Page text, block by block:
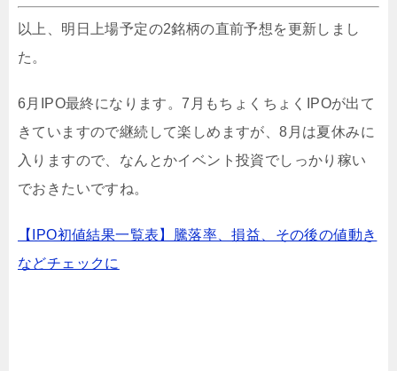
以上、明日上場予定の2銘柄の直前予想を更新しまし
た。
6月IPO最終になります。7月もちょくちょくIPOが出て
きていますので継続して楽しめますが、8月は夏休みに
入りますので、なんとかイベント投資でしっかり稼い
でおきたいですね。
【IPO初値結果一覧表】騰落率、損益、その後の値動き
などチェックに